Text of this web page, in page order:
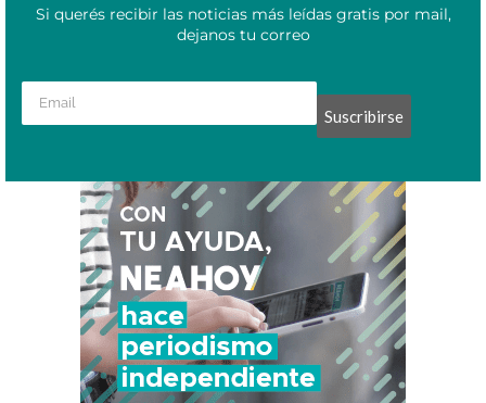
Si querés recibir las noticias más leídas gratis por mail,
dejanos tu correo
Suscribirse